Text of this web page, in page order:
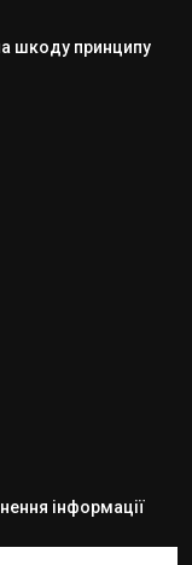
шкоду принципу
інформації